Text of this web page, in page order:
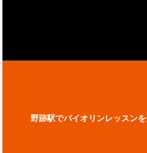
野跡駅でバイオリンレッスン